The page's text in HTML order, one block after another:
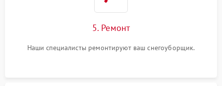
5. Ремонт
Наши специалисты ремонтируют ваш снегоуборщик.